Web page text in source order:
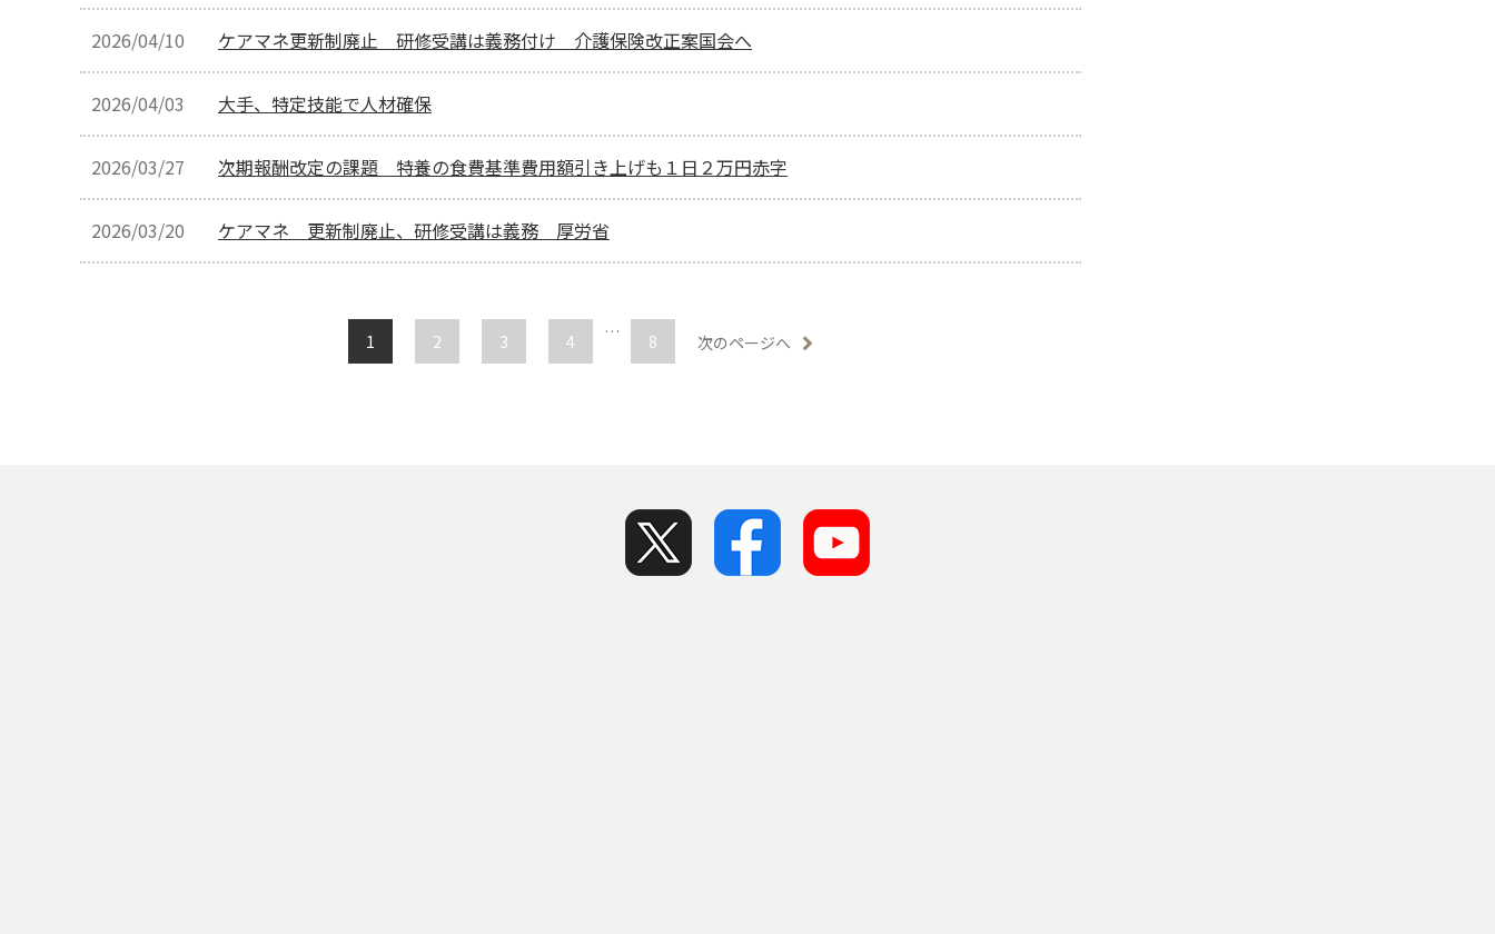
2026/04/10 ケアマネ更新制廃止 研修受講は義務付け 介護保険改正案国会へ
2026/04/03 大手、特定技能で人材確保
2026/03/27 次期報酬改定の課題 特養の食費基準費用額引き上げも１日２万円赤字
2026/03/20 ケアマネ 更新制廃止、研修受講は義務 厚労省
1 2 3 4 … 8 次のページへ